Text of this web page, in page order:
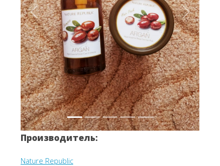
Вперёд Назад
Производитель:
Nature Republic